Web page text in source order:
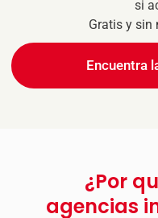
si
Gratis y sin
Encuentra
¿Por
agencias